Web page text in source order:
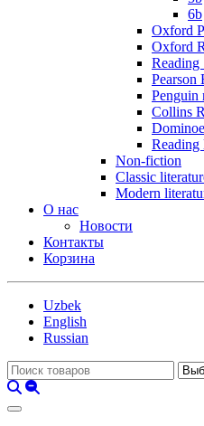
6b
Oxford
Oxford
Reading
Pearson
Penguin
Collins
Reading
Non-fiction
Classic
Modern
О нас
Новости
Контакты
Корзина
Uzbek
English
Russian